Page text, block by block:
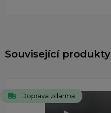
Související produkty
Doprava zdarma